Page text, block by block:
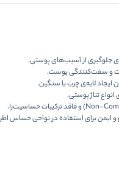
لایه‌ی چرب یا سنگین.
تناژ پوستی.
و ایمن برای استفاده در نواحی حساس